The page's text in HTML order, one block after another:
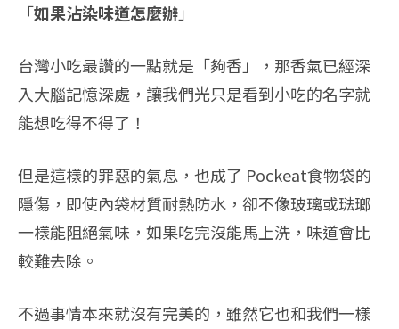
「如果沾染味道怎麼辦」
台灣小吃最讚的一點就是「夠香」，那香氣已經深
入大腦記憶深處，讓我們光只是看到小吃的名字就
能想吃得不得了！
但是這樣的罪惡的氣息，也成了 Pockeat食物袋的
隱傷，即使內袋材質耐熱防水，卻不像玻璃或琺瑯
一樣能阻絕氣味，如果吃完沒能馬上洗，味道會比
較難去除。
不過事情本來就沒有完美的，雖然它也和我們一樣